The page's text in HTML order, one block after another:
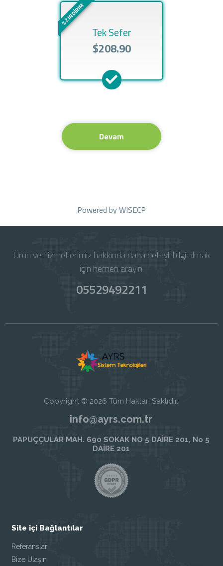
%2 İNDİRİM
Tek Sefer
$208.90
Devam
Powered byWISECP
Ürün ve hizmetlerimiz hakkında daha detaylı bilgi almak
için hemen arayın.
05529492211
Copyright © 2026 Tüm Hakları Saklıdır.
info@ayrs.com.tr
PAPUÇÇULAR MAH. 690 SOKAK NO 5 DAİRE 201, No 5
DAİRE 201
Site içi Bağlantılar
Referanslar
Bize Ulaşın